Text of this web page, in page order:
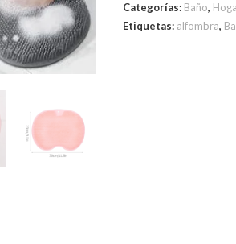
cantidad
Categorías: Baño,
Etiquetas: alfombra,